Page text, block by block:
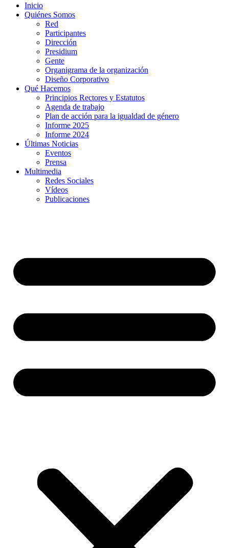
Inicio
Quiénes Somos
Red
Participantes
Dirección
Presidium
Gente
Organigrama de la organización
Diseño Corporativo
Qué Hacemos
Principios Rectores y Estatutos
Agenda de trabajo
Plan de acción para la igualdad de género
Informe 2025
Informe 2024
Últimas Noticias
Eventos
Prensa
Multimedia
Redes Sociales
Vídeos
Publicaciones